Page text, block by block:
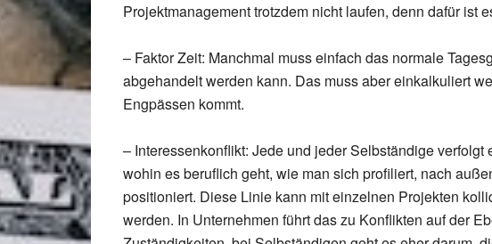
Projektmanagement trotzdem nicht laufen, denn dafür ist
– Faktor Zeit: Manchmal muss einfach das normale
abgehandelt werden kann. Das muss aber einkalkuliert
Engpässen kommt.
– Interessenkonflikt: Jede und jeder Selbständige
wohin es beruflich geht, wie man sich profiliert, nach
positioniert. Diese Linie kann mit einzelnen Projekten
werden. In Unternehmen führt das zu Konflikten auf der